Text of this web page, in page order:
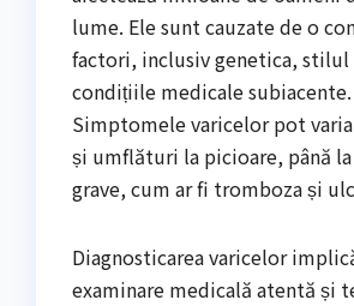
lume. Ele sunt cauzate de o
factori, inclusiv genetica, stilul
condițiile medicale subiacente.
Simptomele varicelor pot
și umflături la picioare, până
grave, cum ar fi tromboza și
Diagnosticarea varicelor
examinare medicală atentă și